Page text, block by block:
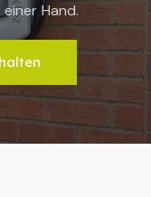
Hand.